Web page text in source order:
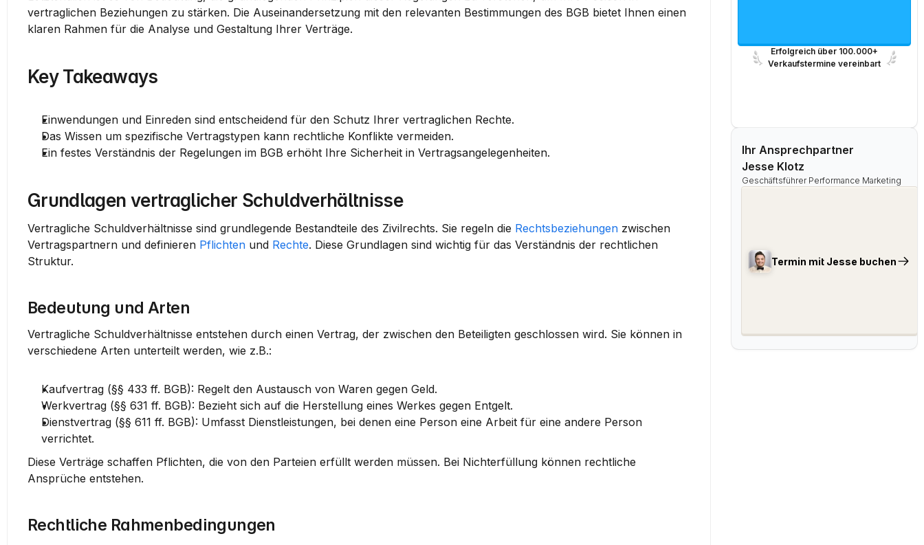
Erfolgreich über 100.000+
Verkaufstermine vereinbart
Ihr Ansprechpartner
Jesse Klotz
Geschäftsführer Performance Marketing
Termin mit Jesse buchen
vertraglichen Beziehungen zu stärken. Die Auseinandersetzung mit den relevanten Bestimmungen des BGB bietet Ihnen einen
klaren Rahmen für die Analyse und Gestaltung Ihrer Verträge.
Key Takeaways
Einwendungen und Einreden sind entscheidend für den Schutz Ihrer vertraglichen Rechte.
Das Wissen um spezifische Vertragstypen kann rechtliche Konflikte vermeiden.
Ein festes Verständnis der Regelungen im BGB erhöht Ihre Sicherheit in Vertragsangelegenheiten.
Grundlagen vertraglicher Schuldverhältnisse
Vertragliche Schuldverhältnisse sind grundlegende Bestandteile des Zivilrechts. Sie regeln die Rechtsbeziehungen zwischen
Vertragspartnern und definieren Pflichten und Rechte. Diese Grundlagen sind wichtig für das Verständnis der rechtlichen
Struktur.
Bedeutung und Arten
Vertragliche Schuldverhältnisse entstehen durch einen Vertrag, der zwischen den Beteiligten geschlossen wird. Sie können in
verschiedene Arten unterteilt werden, wie z.B.:
Kaufvertrag (§§ 433 ff. BGB): Regelt den Austausch von Waren gegen Geld.
Werkvertrag (§§ 631 ff. BGB): Bezieht sich auf die Herstellung eines Werkes gegen Entgelt.
Dienstvertrag (§§ 611 ff. BGB): Umfasst Dienstleistungen, bei denen eine Person eine Arbeit für eine andere Person
verrichtet.
Diese Verträge schaffen Pflichten, die von den Parteien erfüllt werden müssen. Bei Nichterfüllung können rechtliche
Ansprüche entstehen.
Rechtliche Rahmenbedingungen